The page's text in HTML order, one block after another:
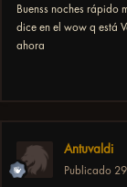
Buenss noches rápido
dice en el wow q está
ahora
Antuvaldi
Publicado